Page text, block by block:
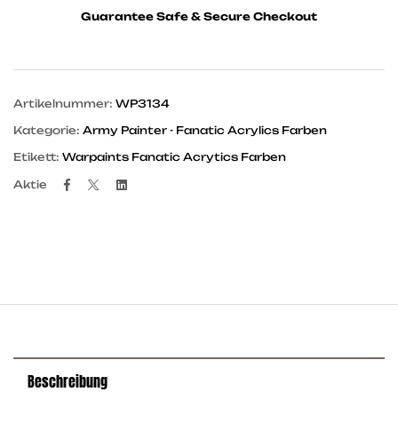
Guarantee Safe & Secure Checkout
Artikelnummer: WP3134
Kategorie: Army Painter - Fanatic Acrylics Farben
Etikett: Warpaints Fanatic Acrytics Farben
Aktie Facebook
TwitterLinkedin
Beschreibung